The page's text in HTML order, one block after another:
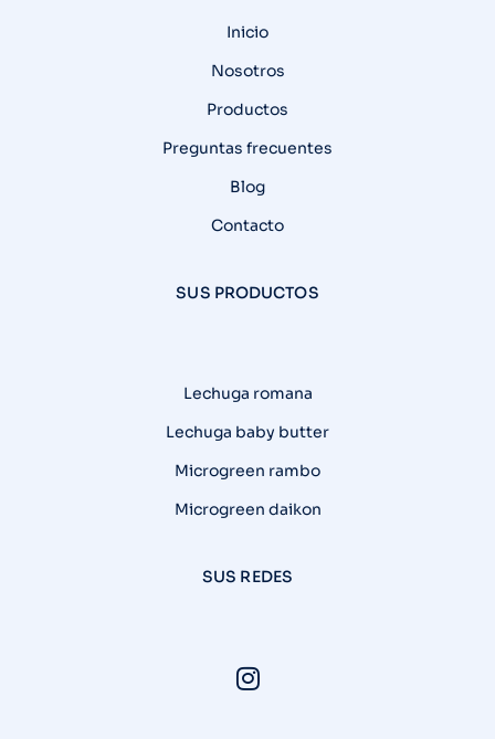
Inicio
Nosotros
Productos
Preguntas frecuentes
Blog
Contacto
SUS PRODUCTOS
Lechuga romana
Lechuga baby butter
Microgreen rambo
Microgreen daikon
SUS REDES